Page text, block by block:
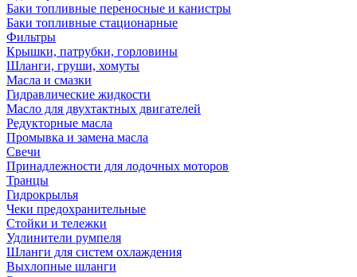
Баки топливные переносные и канистры
Баки топливные стационарные
Фильтры
Крышки, патрубки, горловины
Шланги, груши, хомуты
Масла и смазки
Гидравлические жидкости
Масло для двухтактных двигателей
Редукторные масла
Промывка и замена масла
Свечи
Принадлежности для лодочных моторов
Транцы
Гидрокрылья
Чеки предохранительные
Стойки и тележки
Удлинители румпеля
Шланги для систем охлаждения
Выхлопные шланги